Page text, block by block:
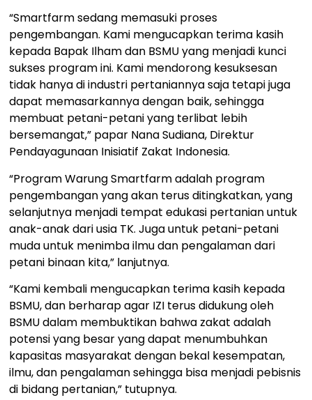
“Smartfarm sedang memasuki proses
pengembangan. Kami mengucapkan terima kasih
kepada Bapak Ilham dan BSMU yang menjadi kunci
sukses program ini. Kami mendorong kesuksesan
tidak hanya di industri pertaniannya saja tetapi juga
dapat memasarkannya dengan baik, sehingga
membuat petani-petani yang terlibat lebih
bersemangat,” papar Nana Sudiana, Direktur
Pendayagunaan Inisiatif Zakat Indonesia.
“Program Warung Smartfarm adalah program
pengembangan yang akan terus ditingkatkan, yang
selanjutnya menjadi tempat edukasi pertanian untuk
anak-anak dari usia TK. Juga untuk petani-petani
muda untuk menimba ilmu dan pengalaman dari
petani binaan kita,” lanjutnya.
“Kami kembali mengucapkan terima kasih kepada
BSMU, dan berharap agar IZI terus didukung oleh
BSMU dalam membuktikan bahwa zakat adalah
potensi yang besar yang dapat menumbuhkan
kapasitas masyarakat dengan bekal kesempatan,
ilmu, dan pengalaman sehingga bisa menjadi pebisnis
di bidang pertanian,” tutupnya.